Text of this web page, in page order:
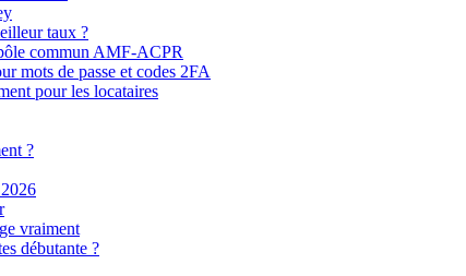
taux ?
commun AMF-ACPR
mots de passe et codes 2FA
pour les locataires
?
vraiment
débutante ?